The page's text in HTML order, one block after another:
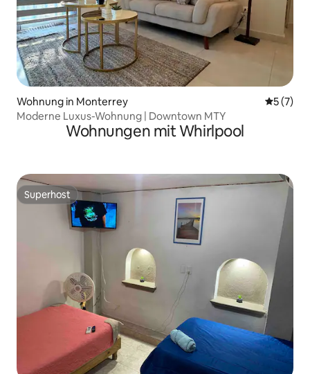
Wohnung in Monterrey
5 (7)
Moderne Luxus-Wohnung | Downtown MTY
Wohnungen mit Whirlpool
Superhost
Superhost